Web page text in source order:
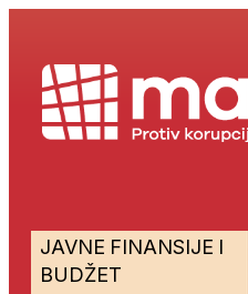
JAVNE FINANSIJE I
BUDŽET